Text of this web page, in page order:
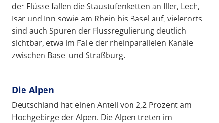
der Flüsse fallen die Staustufenketten an Iller, Lech,
Isar und Inn sowie am Rhein bis Basel auf, vielerorts
sind auch Spuren der Flussregulierung deutlich
sichtbar, etwa im Falle der rheinparallelen Kanäle
zwischen Basel und Straßburg.
Die Alpen
Deutschland hat einen Anteil von 2,2 Prozent am
Hochgebirge der Alpen. Die Alpen treten im